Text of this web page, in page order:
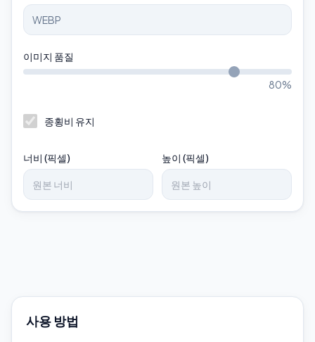
이미지 품질
80%
종횡비 유지
너비 (픽셀) 높이 (픽셀)
사용 방법